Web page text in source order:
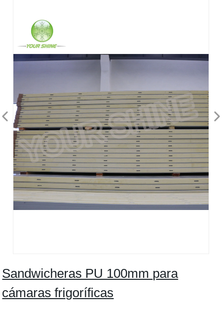
Sandwicheras PU 100mm para
cámaras frigoríficas